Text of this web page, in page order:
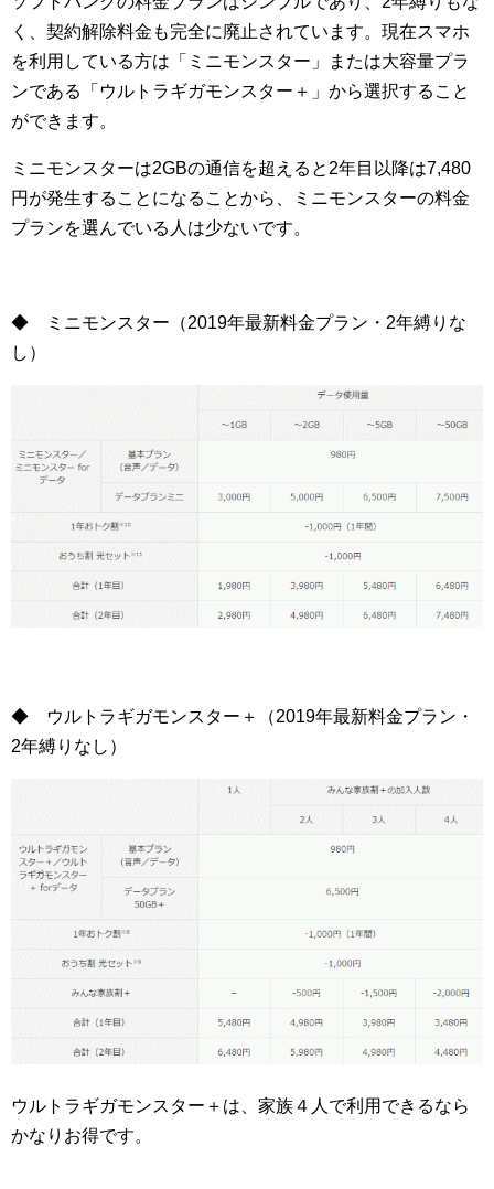
く、契約解除料金も完全に廃止されています。現在スマホ
を利用している方は「ミニモンスター」または大容量プラ
ンである「ウルトラギガモンスター＋」から選択すること
ができます。
ミニモンスターは2GBの通信を超えると2年目以降は7,480
円が発生することになることから、ミニモンスターの料金
プランを選んでいる人は少ないです。
◆ ミニモンスター（2019年最新料金プラン・2年縛りな
し）
◆ ウルトラギガモンスター＋（2019年最新料金プラン・
2年縛りなし）
ウルトラギガモンスター＋は、家族４人で利用できるなら
かなりお得です。